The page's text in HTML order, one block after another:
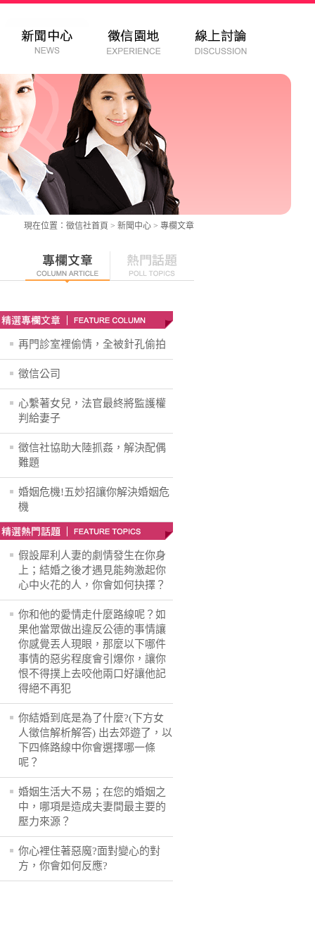
現在位置： 徵信社首頁 > 新聞中心 > 專欄文章
再門診室裡偷情，全被針孔偷拍
徵信公司
心繫著女兒，法官最終將監護權
判給妻子
徵信社協助大陸抓姦，解決配偶
難題
婚姻危機!五妙招讓你解決婚姻危
機
假設犀利人妻的劇情發生在你身
上；結婚之後才遇見能夠激起你
心中火花的人，你會如何抉擇？
你和他的愛情走什麼路線呢？如
果他當眾做出違反公德的事情讓
你感覺丟人現眼，那麼以下哪件
事情的惡劣程度會引爆你，讓你
恨不得撲上去咬他兩口好讓他記
得絕不再犯
你結婚到底是為了什麼?(下方女
人徵信解析解答) 出去郊遊了，以
下四條路線中你會選擇哪一條
呢？
婚姻生活大不易；在您的婚姻之
中，哪項是造成夫妻間最主要的
壓力來源？
你心裡住著惡魔?面對變心的對
方，你會如何反應?